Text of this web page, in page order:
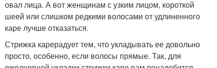
овал лица. А вот женщинам с узким лицом, короткой
шеей или слишком редкими волосами от удлиненного
каре лучше отказаться.
Стрижка карерадует тем, что укладывать ее довольно
просто, особенно, если волосы прямые. Так, для